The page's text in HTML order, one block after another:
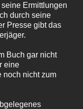
Ermittlungen
durch seine
Presse gibt das
Buch gar nicht
eine
noch nicht zum